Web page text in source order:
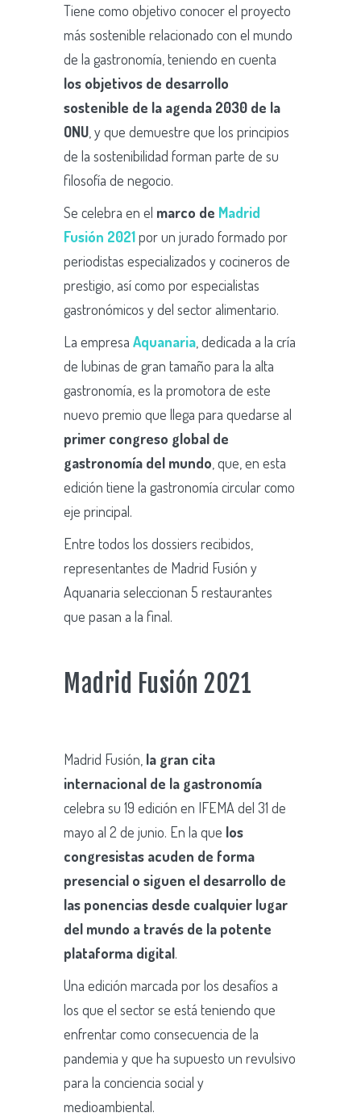
Tiene como objetivo conocer el proyecto
más sostenible relacionado con el mundo
de la gastronomía, teniendo en cuenta
los objetivos de desarrollo
sostenible de la agenda 2030 de la
ONU , y que demuestre que los principios
de la sostenibilidad forman parte de su
filosofía de negocio.
Se celebra en el marco de Madrid
Fusión 2021por un jurado formado por
periodistas especializados y cocineros de
prestigio, así como por especialistas
gastronómicos y del sector alimentario.
La empresa Aquanaria , dedicada a la cría
de lubinas de gran tamaño para la alta
gastronomía, es la promotora de este
nuevo premio que llega para quedarse al
primer congreso global de
gastronomía del mundo , que, en esta
edición tiene la gastronomía circular como
eje principal.
Entre todos los dossiers recibidos,
representantes de Madrid Fusión y
Aquanaria seleccionan 5 restaurantes
que pasan a la final.
Madrid Fusión 2021
Madrid Fusión, la gran cita
internacional de la gastronomía
celebra su 19 edición en IFEMA del 31 de
mayo al 2 de junio. En la que los
congresistas acuden de forma
presencial o siguen el desarrollo de
las ponencias desde cualquier lugar
del mundo a través de la potente
plataforma digital.
Una edición marcada por los desafíos a
los que el sector se está teniendo que
enfrentar como consecuencia de la
pandemia y que ha supuesto un revulsivo
para la conciencia social y
medioambiental.